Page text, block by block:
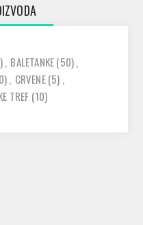
, BALETANKE(50),
, CRVENE(5) ,
TREF (10)